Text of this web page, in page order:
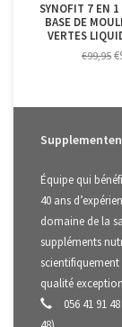
SYNOFIT 7 EN 1
BASE DE
VERTES
€99,95
Équipe qui
40 ans
domaine de la
suppléments
qualité
056 41 91